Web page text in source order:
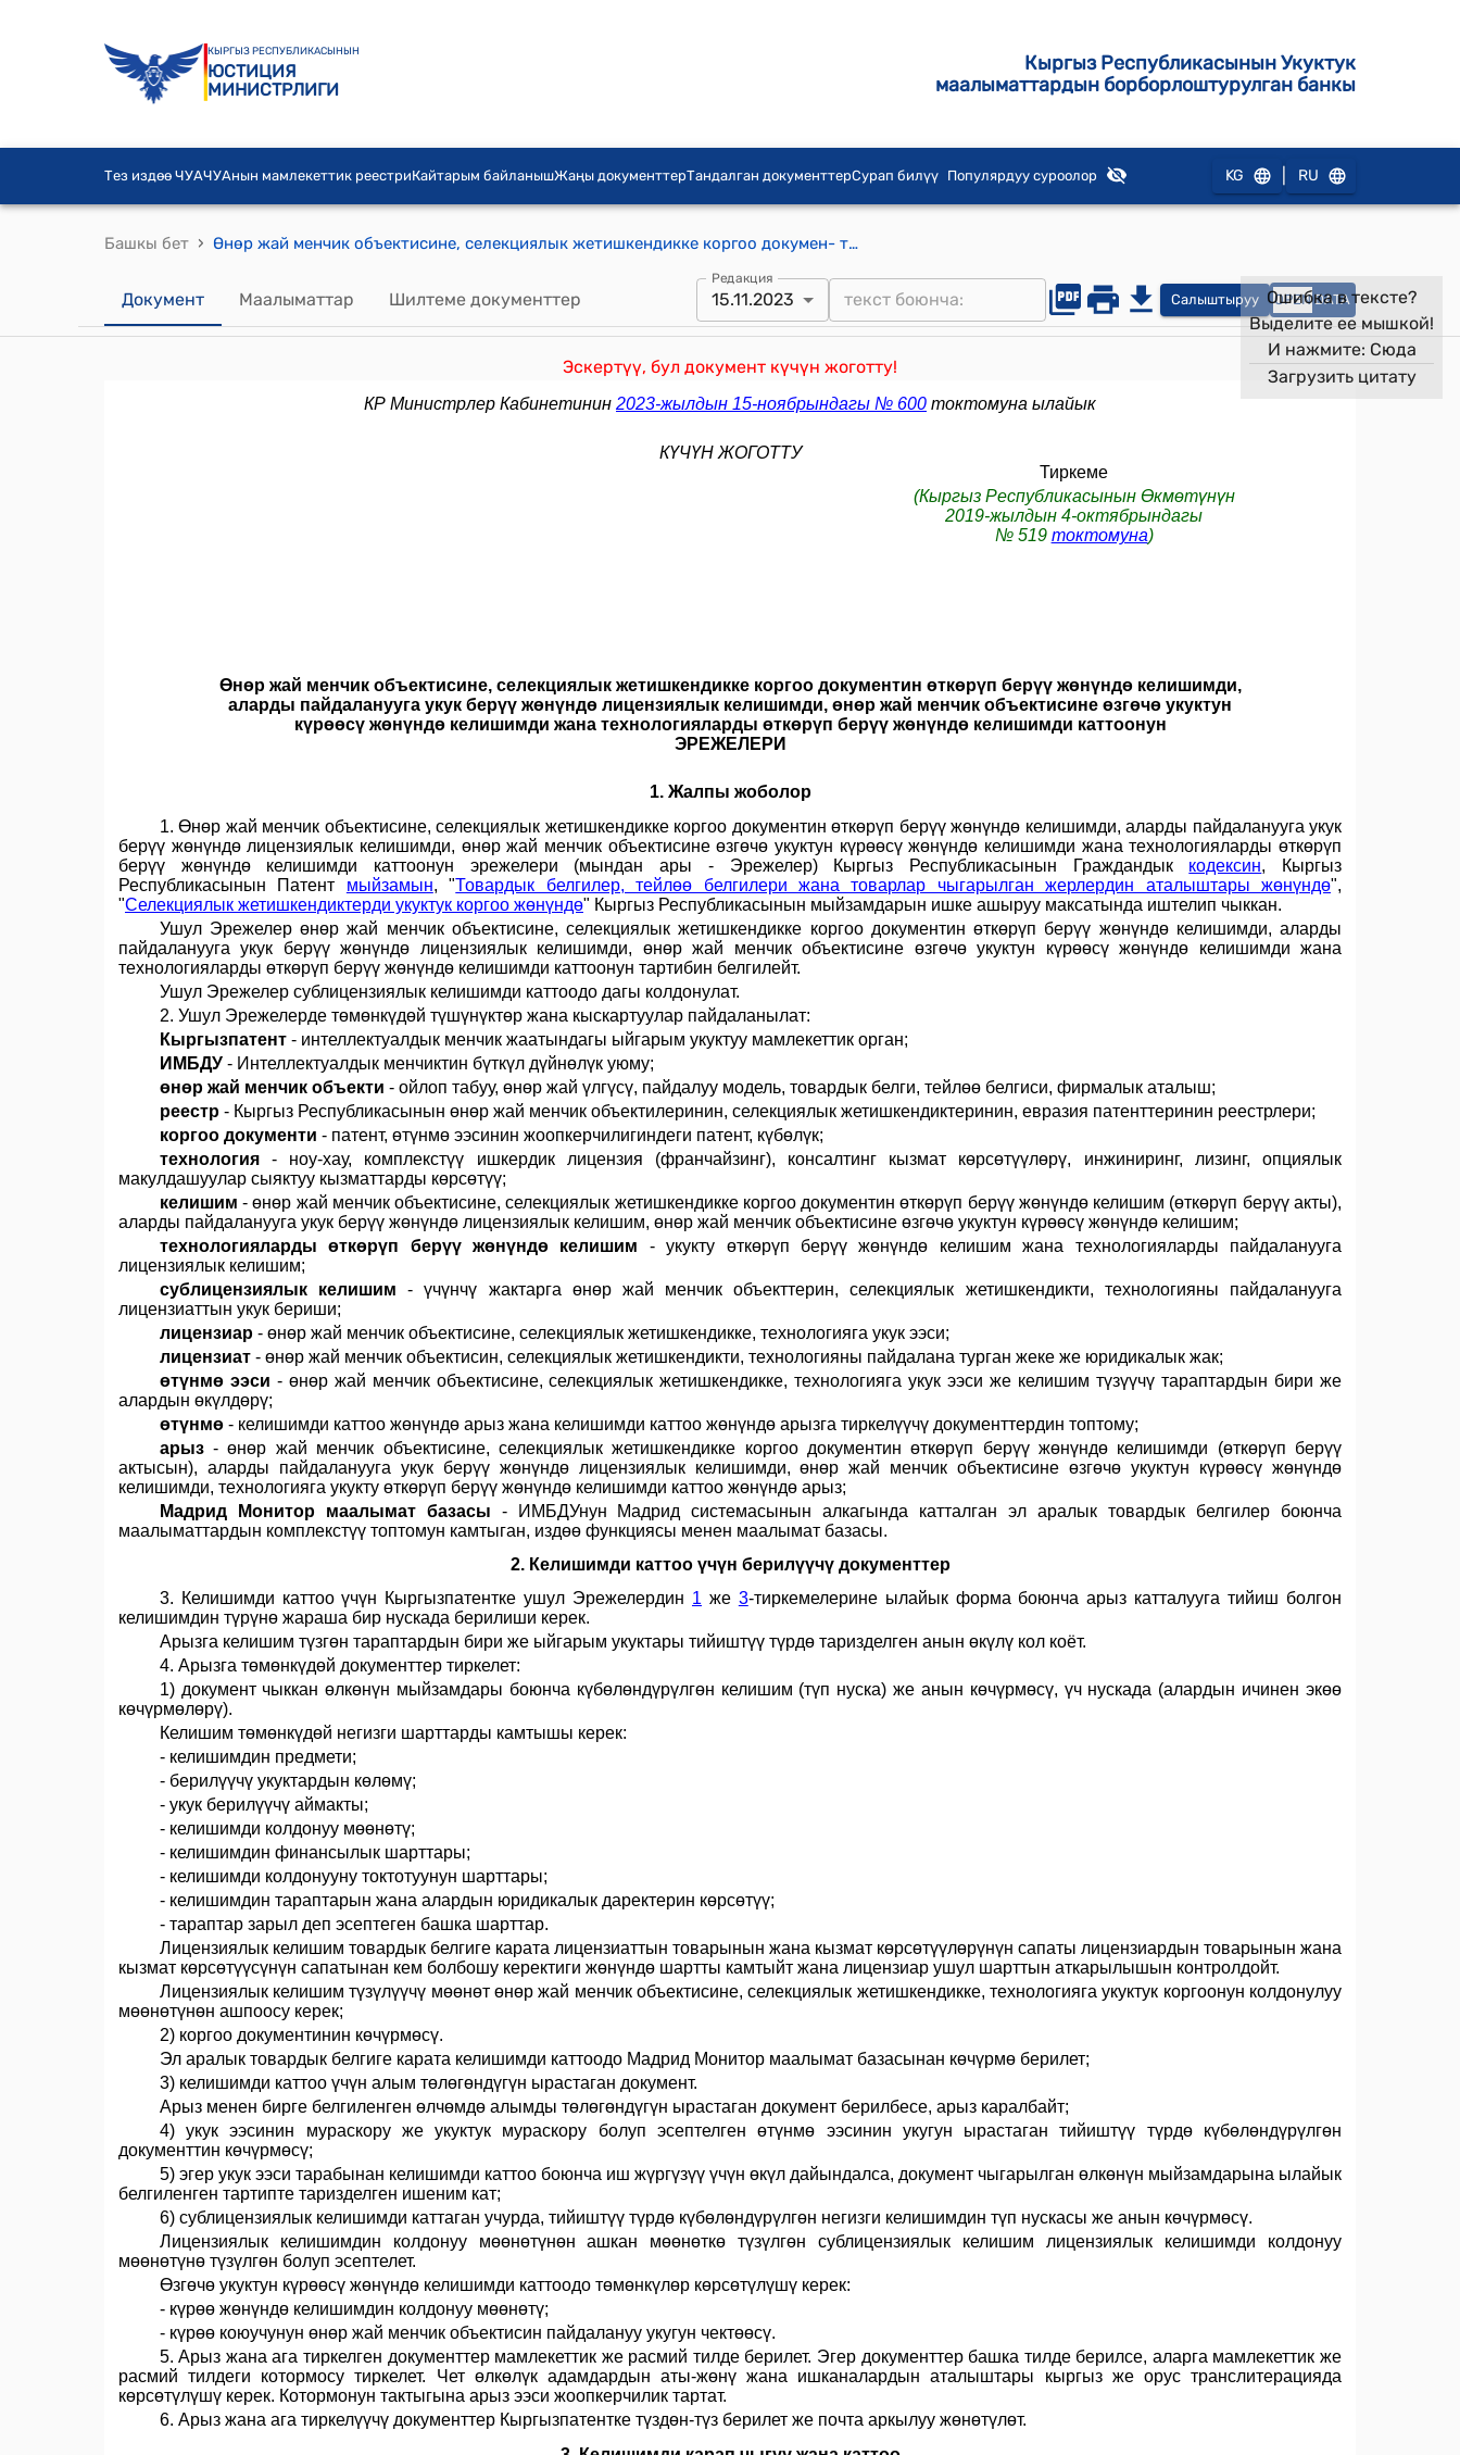
КЫРГЫЗ РЕСПУБЛИКАСЫНЫН
ЮСТИЦИЯ
МИНИСТРЛИГИ
Кыргыз Республикасынын Укуктук
маалыматтардын борборлоштурулган банкы
Тез издөө ЧУАЧУАнын мамлекеттик реестриКайтарым байланышЖаңы документтерТандалган документтерСурап билүү Популярдуу суроолор KG RU
Башкы бет › Өнөр жай менчик объектисине, селекциялык жетишкендикке коргоо докумен- тин өткөрүп берүү жөнүндө келишимди, аларды пайдаланууга укук берүү жө- нүндө лицензиялык келишимди, өнөр жай менчик объектисине өзгөчө укуктун күрөөсү жөнүндө келишимди жана технологияларды өткөрүп берүү жөнүндө келишимди каттоонун ЭРЕЖЕЛЕРИ (Кыргыз Республикасынын Өкмөтүнүн 2019-жылдын 4-октябрындагы N 519 токтомуна)
Документ Маалыматтар Шилтеме документтер
Редакция
15.11.2023 Салыштыруу OPEN DATA
Эскертүү, бул документ күчүн жоготту!
Ошибка в тексте?
Выделите ее мышкой!
И нажмите: Сюда
Загрузить цитату